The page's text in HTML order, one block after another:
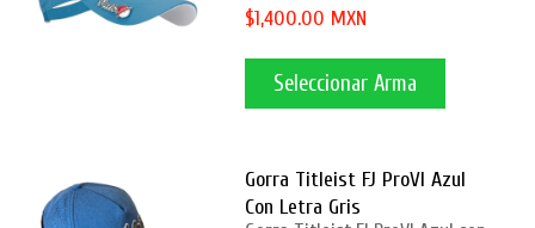
$1,400.00 MXN
Seleccionar Arma
Gorra Titleist FJ ProVI Azul
Con Letra Gris